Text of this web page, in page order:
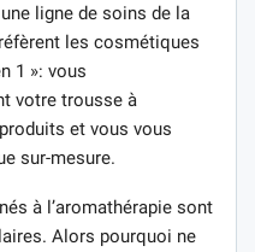
ligne de soins de la
les cosmétiques
1 »: vous
votre trousse à
et vous vous
sur-mesure.
à l’aromathérapie sont
Alors pourquoi ne